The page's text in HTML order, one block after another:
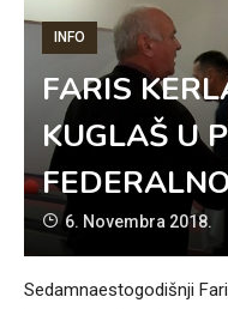
INFO
FARIS
KUGLAŠ U
6. Novembra 2018.
Sedamnaestogodišnji